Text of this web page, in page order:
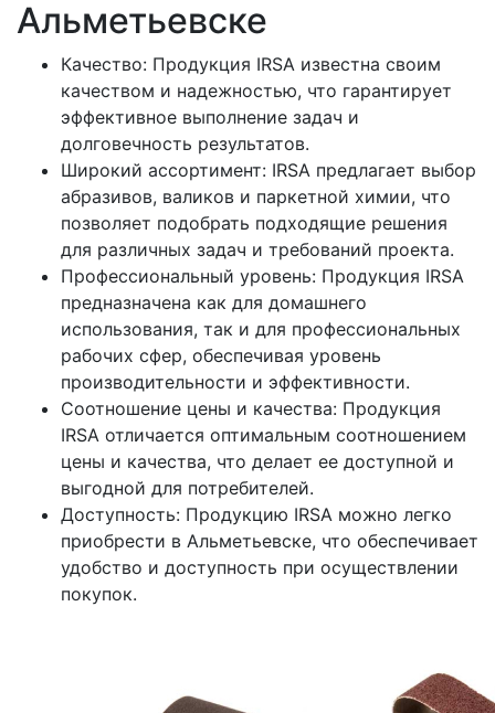
Альметьевске
Качество: Продукция IRSA известна своим
качеством и надежностью, что гарантирует
эффективное выполнение задач и
долговечность результатов.
Широкий ассортимент: IRSA предлагает выбор
абразивов, валиков и паркетной химии, что
позволяет подобрать подходящие решения
для различных задач и требований проекта.
Профессиональный уровень: Продукция IRSA
предназначена как для домашнего
использования, так и для профессиональных
рабочих сфер, обеспечивая уровень
производительности и эффективности.
Соотношение цены и качества: Продукция
IRSA отличается оптимальным соотношением
цены и качества, что делает ее доступной и
выгодной для потребителей.
Доступность: Продукцию IRSA можно легко
приобрести в Альметьевске, что обеспечивает
удобство и доступность при осуществлении
покупок.